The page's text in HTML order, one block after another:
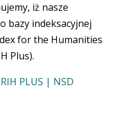
iż nasze
bazy indeksacyjnej
for the Humanities
Plus).
PLUS | NSD